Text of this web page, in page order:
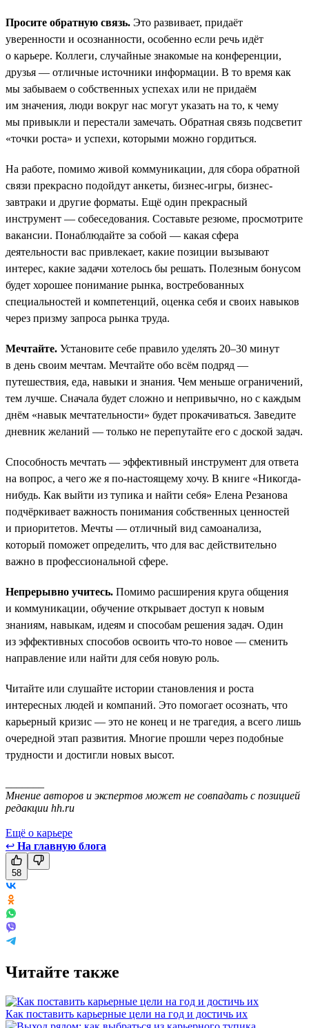
Просите обратную связь. Это развивает, придаёт
уверенности и осознанности, особенно если речь идёт
о карьере. Коллеги, случайные знакомые на конференции,
друзья — отличные источники информации. В то время как
мы забываем о собственных успехах или не придаём
им значения, люди вокруг нас могут указать на то, к чему
мы привыкли и перестали замечать. Обратная связь подсветит
«точки роста» и успехи, которыми можно гордиться.
На работе, помимо живой коммуникации, для сбора обратной
связи прекрасно подойдут анкеты, бизнес-игры, бизнес-
завтраки и другие форматы. Ещё один прекрасный
инструмент — собеседования. Составьте резюме, просмотрите
вакансии. Понаблюдайте за собой — какая сфера
деятельности вас привлекает, какие позиции вызывают
интерес, какие задачи хотелось бы решать. Полезным бонусом
будет хорошее понимание рынка, востребованных
специальностей и компетенций, оценка себя и своих навыков
через призму запроса рынка труда.
Мечтайте. Установите себе правило уделять 20–30 минут
в день своим мечтам. Мечтайте обо всём подряд —
путешествия, еда, навыки и знания. Чем меньше ограничений,
тем лучше. Сначала будет сложно и непривычно, но с каждым
днём «навык мечтательности» будет прокачиваться. Заведите
дневник желаний — только не перепутайте его с доской задач.
Способность мечтать — эффективный инструмент для ответа
на вопрос, а чего же я по-настоящему хочу. В книге «Никогда-
нибудь. Как выйти из тупика и найти себя» Елена Резанова
подчёркивает важность понимания собственных ценностей
и приоритетов. Мечты — отличный вид самоанализа,
который поможет определить, что для вас действительно
важно в профессиональной сфере.
Непрерывно учитесь. Помимо расширения круга общения
и коммуникации, обучение открывает доступ к новым
знаниям, навыкам, идеям и способам решения задач. Один
из эффективных способов освоить что-то новое — сменить
направление или найти для себя новую роль.
Читайте или слушайте истории становления и роста
интересных людей и компаний. Это помогает осознать, что
карьерный кризис — это не конец и не трагедия, а всего лишь
очередной этап развития. Многие прошли через подобные
трудности и достигли новых высот.
Мнение авторов и экспертов может не совпадать с позицией
редакции hh.ru
Ещё о карьере
↩ На главную блога
58
Читайте также
Как поставить карьерные цели на год и достичь их